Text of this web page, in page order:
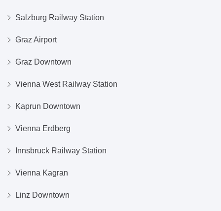
Salzburg Railway Station
Graz Airport
Graz Downtown
Vienna West Railway Station
Kaprun Downtown
Vienna Erdberg
Innsbruck Railway Station
Vienna Kagran
Linz Downtown